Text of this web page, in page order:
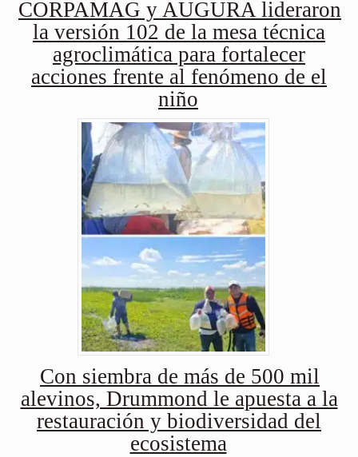
CORPAMAG y AUGURA lideraron
la versión 102 de la mesa técnica
agroclimática para fortalecer
acciones frente al fenómeno de el
niño
Con siembra de más de 500 mil
alevinos, Drummond le apuesta a la
restauración y biodiversidad del
ecosistema